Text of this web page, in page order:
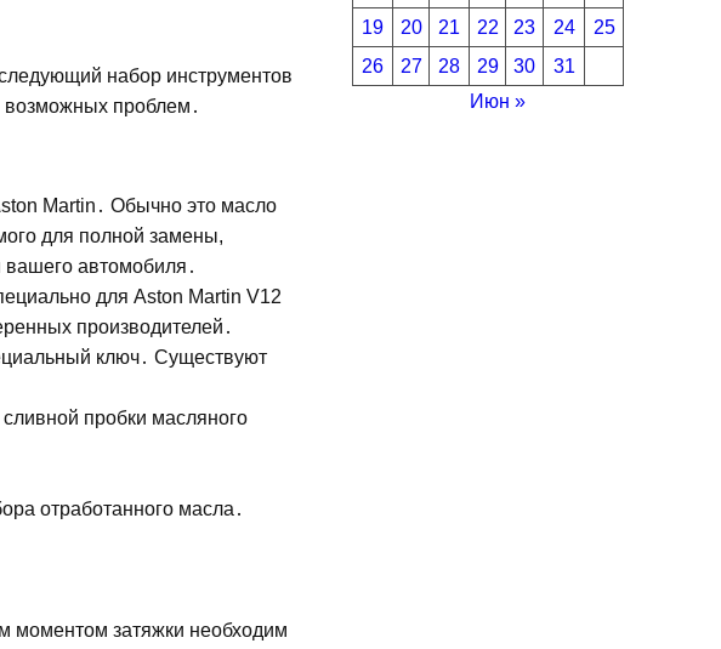
набор инструментов
возможных проблем․
Martin․ Обычно это масло
для полной замены,
вашего автомобиля․
для Aston Martin V12
производителей․
ключ․ Существуют
пробки масляного
отработанного масла․
моментом затяжки необходим
19
20 21 22 23 24
25
26
27 28 29 30
31
Июн »